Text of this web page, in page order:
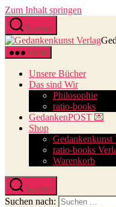
Zum Inhalt springen
Suchen
Menü
Unsere Bücher
Das sind Wir
Philosophie
ratio-books
GedankenPOST 💌
Shop
Gedankenkunst
ratio-books
Warenkorb
Suchen
Suchen nach: